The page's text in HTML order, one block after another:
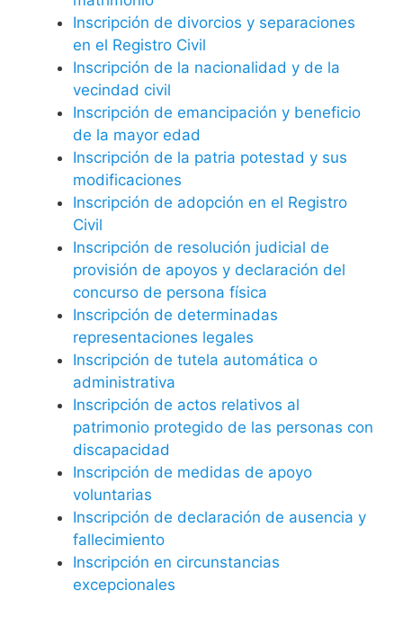
Inscripción de divorcios y separaciones
en el Registro Civil
Inscripción de la nacionalidad y de la
vecindad civil
Inscripción de emancipación y beneficio
de la mayor edad
Inscripción de la patria potestad y sus
modificaciones
Inscripción de adopción en el Registro
Civil
Inscripción de resolución judicial de
provisión de apoyos y declaración del
concurso de persona física
Inscripción de determinadas
representaciones legales
Inscripción de tutela automática o
administrativa
Inscripción de actos relativos al
patrimonio protegido de las personas con
discapacidad
Inscripción de medidas de apoyo
voluntarias
Inscripción de declaración de ausencia y
fallecimiento
Inscripción en circunstancias
excepcionales